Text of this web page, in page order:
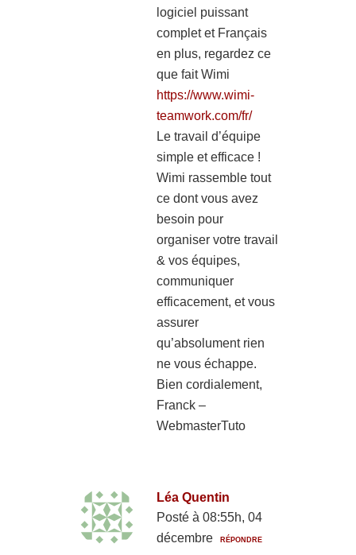
logiciel puissant
complet et Français
en plus, regardez ce
que fait Wimi
https://www.wimi-
teamwork.com/fr/
Le travail d’équipe
simple et efficace !
Wimi rassemble tout
ce dont vous avez
besoin pour
organiser votre travail
& vos équipes,
communiquer
efficacement, et vous
assurer
qu’absolument rien
ne vous échappe.
Bien cordialement,
Franck –
WebmasterTuto
Léa Quentin
Posté à 08:55h, 04
décembre
RÉPONDRE